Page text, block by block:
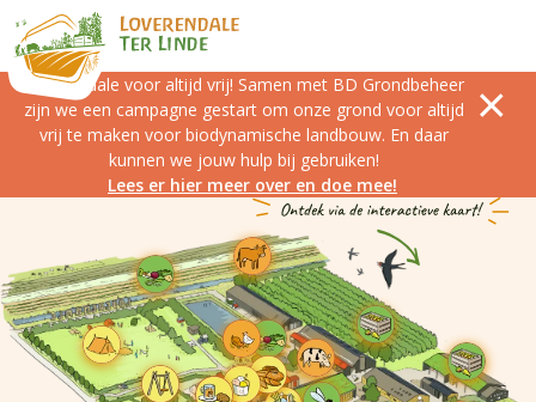
Loverendale voor altijd vrij! Samen met BD Grondbeheer
zijn we een campagne gestart om onze grond voor altijd
vrij te maken voor biodynamische landbouw. En daar
kunnen we jouw hulp bij gebruiken!
Lees er hier meer over en doe mee!